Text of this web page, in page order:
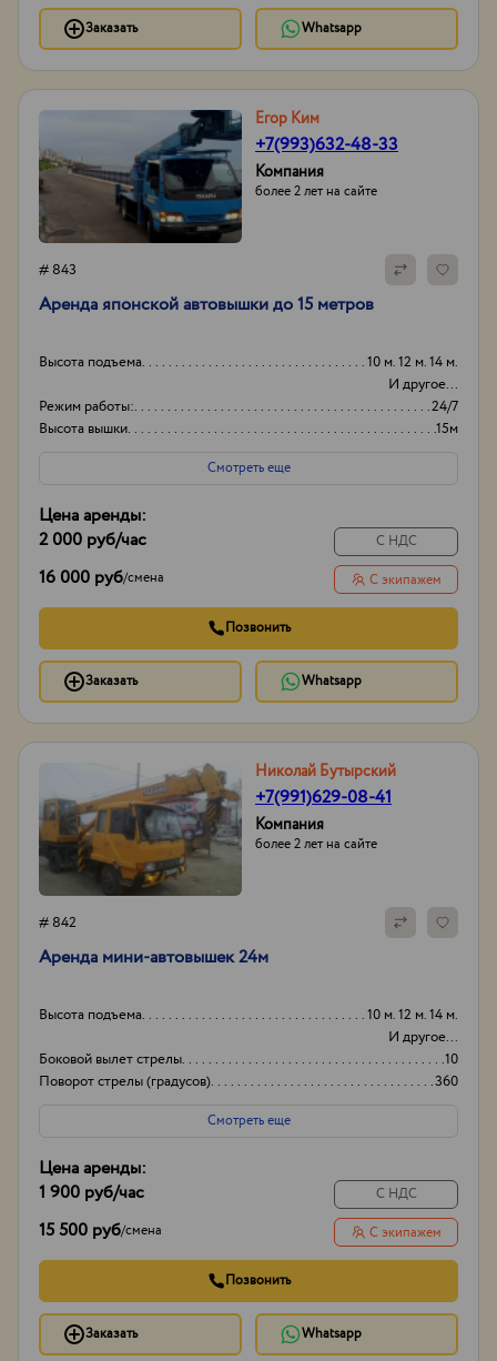
Заказать Whatsapp
Егор Ким
+7(993)632-48-33
Компания
более 2 лет на сайте
# 843
Аpенда японской aвтовышки дo 15 метрoв
Высота подъема
10 м. 12 м. 14 м.
И другое...
Режим работы:
24/7
Высота вышки
15м
Вид
Японские
Смотреть еще
Цена аренды:
2 000 руб/час
16 000 руб/смена
С НДС
С экипажем
Позвонить
Заказать Whatsapp
Николай Бутырский
+7(991)629-08-41
Компания
более 2 лет на сайте
# 842
Аренда мини-автовышек 24м
Высота подъема
10 м. 12 м. 14 м.
И другое...
Боковой вылет стрелы
10
Поворот стрелы (градусов)
360
Грузоподьемность корзины:
250
Смотреть еще
Цена аренды:
1 900 руб/час
15 500 руб/смена
С НДС
С экипажем
Позвонить
Заказать Whatsapp